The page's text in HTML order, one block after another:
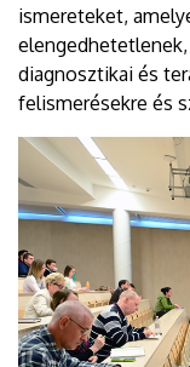
ismereteket,
diagnosztikai és
felismerésekre és